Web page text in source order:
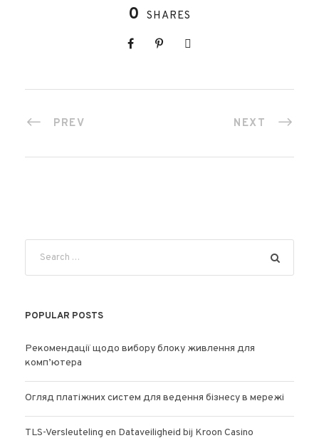
0 SHARES
PREV NEXT
POPULAR POSTS
Рекомендації щодо вибору блоку живлення для
комп’ютера
Огляд платіжних систем для ведення бізнесу в мережі
TLS-Versleuteling en Dataveiligheid bij Kroon Casino